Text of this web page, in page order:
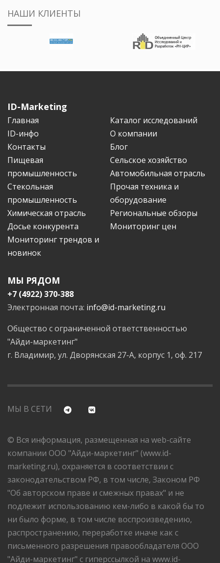
НАШИ КЛИЕНТЫ
ID-Marketing
Главная
Каталог исследований
ID-инфо
О компании
Контакты
Блог
Пищевая
промышленность
Сельское хозяйство
Автомобильная отрасль
Стекольная
промышленность
Прочая техника и
оборудование
Химическая отрасль
Региональные обзоры
Досье конкурента
Мониторинг цен
Мониторинг трендов и
новинок
МЫ РЯДОМ
+7 (4922) 370-388
Электронная почта: info@id-marketing.ru
Общество с ограниченной ответственностью
"Айди-маркетинг"
г. Владимир, ул. Дворянская 27-А, корпус 1, оф. 217
МЫ В СЕТИ
© Вся информация, размещенная на web-сайте
компании ООО "Айди-маркетинг" (www.id-
marketing.ru), охраняется в соответствии с
законодательством РФ, в том числе, Законом РФ
"Об авторском праве и смежных правах" и не
подлежит использованию кем-либо в какой бы то
ни было форме, в том числе воспроизведению,
распространению, переработке иначе как с
письменного разрешения правообладателя ООО
"Айди-маркетинг" с гиперссылкой на www.id-